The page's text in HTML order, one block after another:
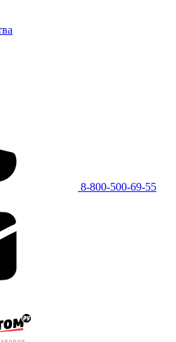
8-800-500-69-55